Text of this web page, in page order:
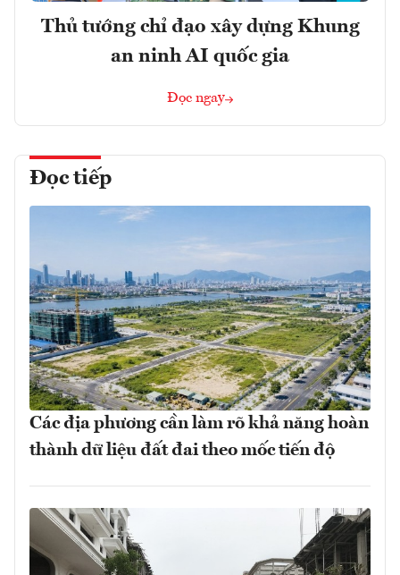
Thủ tướng chỉ đạo xây dựng Khung
an ninh AI quốc gia
Đọc ngay
Đọc tiếp
Các địa phương cần làm rõ khả năng hoàn
thành dữ liệu đất đai theo mốc tiến độ